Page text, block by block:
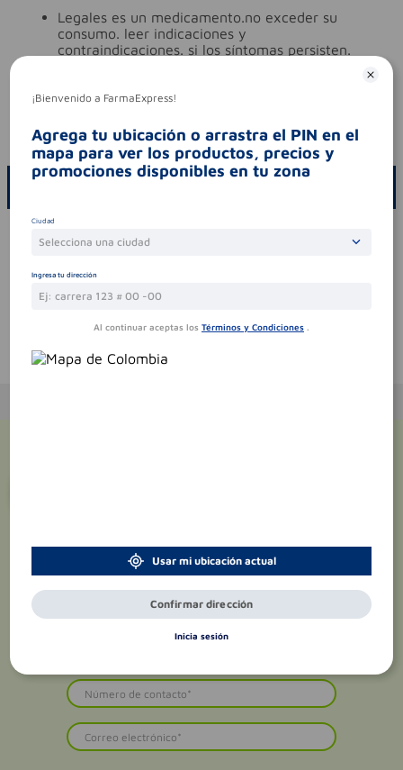
legales es un medicamento.no exceder su
consumo. leer indicaciones y
contraindicaciones. si los síntomas persisten.
codigo invima 2015m-0016190
ESCRIBE UN COMENTARIO
Te puede interesar
¡Bienvenido a FarmaExpress!
Agrega tu ubicación o arrastra el PIN en el
mapa para ver los productos, precios y
promociones disponibles en tu zona
Ciudad
Selecciona una ciudad
Ingresa tu dirección
Al continuar aceptas los Términos y Condiciones .
Usar mi ubicación actual
Confirmar dirección
Inicia sesión